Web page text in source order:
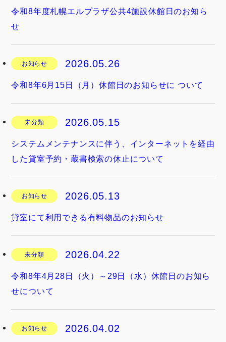
令和8年度札幌エルプラザ公共4施設休館日のお知ら
せ
お知らせ 2026.05.26
令和8年6月15日（月）休館日のお知らせに ついて
未分類 2026.05.15
システムメンテナンスに伴う、インターネットを経由
した貸室予約・蔵書検索の休止について
お知らせ 2026.05.13
貸室にて利用できる有料物品のお知らせ
未分類 2026.04.22
令和8年4月28日（火）～29日（水）休館日のお知ら
せについて
お知らせ 2026.04.02